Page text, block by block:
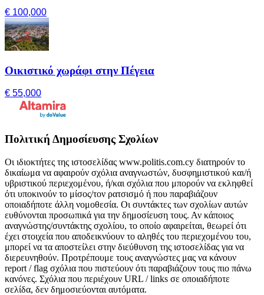
€ 100,000
Οικιστικό χωράφι στην Πέγεια
€ 55,000
Πολιτική Δημοσίευσης Σχολίων
Οι ιδιοκτήτες της ιστοσελίδας www.politis.com.cy διατηρούν το
δικαίωμα να αφαιρούν σχόλια αναγνωστών, δυσφημιστικού και/ή
υβριστικού περιεχομένου, ή/και σχόλια που μπορούν να εκληφθεί
ότι υποκινούν το μίσος/τον ρατσισμό ή που παραβιάζουν
οποιαδήποτε άλλη νομοθεσία. Οι συντάκτες των σχολίων αυτών
ευθύνονται προσωπικά για την δημοσίευση τους. Αν κάποιος
αναγνώστης/συντάκτης σχολίου, το οποίο αφαιρείται, θεωρεί ότι
έχει στοιχεία που αποδεικνύουν το αληθές του περιεχομένου του,
μπορεί να τα αποστείλει στην διεύθυνση της ιστοσελίδας για να
διερευνηθούν. Προτρέπουμε τους αναγνώστες μας να κάνουν
report / flag σχόλια που πιστεύουν ότι παραβιάζουν τους πιο πάνω
κανόνες. Σχόλια που περιέχουν URL / links σε οποιαδήποτε
σελίδα, δεν δημοσιεύονται αυτόματα.